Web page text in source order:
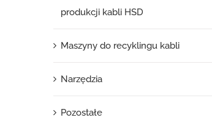
produkcji kabli HSD
Maszyny do recyklingu kabli
Narzędzia
Pozostałe